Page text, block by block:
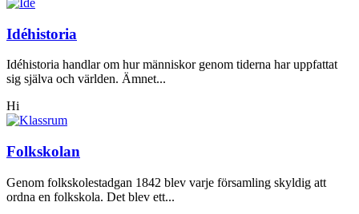
Idéhistoria
Idéhistoria handlar om hur människor genom tiderna har uppfattat
sig själva och världen. Ämnet...
Hi
Folkskolan
Genom folkskolestadgan 1842 blev varje församling skyldig att
ordna en folkskola. Det blev ett...